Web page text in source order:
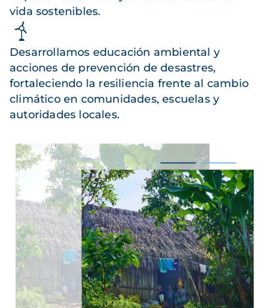
vida sostenibles.
Desarrollamos educación ambiental y
acciones de prevención de desastres,
fortaleciendo la resiliencia frente al cambio
climático en comunidades, escuelas y
autoridades locales.